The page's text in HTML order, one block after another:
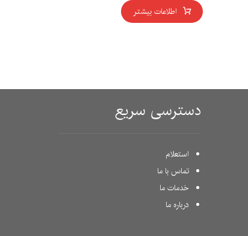
اطلاعات بیشتر
دسترسی سریع
استعلام
تماس با ما
خدمات ما
درباره ما